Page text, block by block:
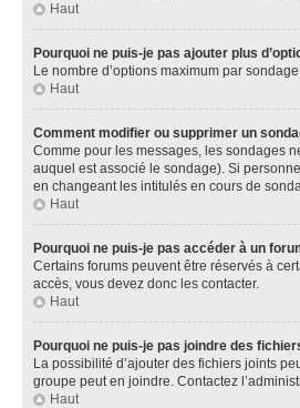
Haut
Pourquoi ne puis-je pas ajouter plus
Le nombre d’options maximum par
Haut
Comment modifier ou supprimer un
Comme pour les messages, les sondages
auquel est associé le sondage). Si
en changeant les intitulés en cours de
Haut
Pourquoi ne puis-je pas accéder à un
Certains forums peuvent être réservés à
accès, vous devez donc les contacter.
Haut
Pourquoi ne puis-je pas joindre des
La possibilité d’ajouter des fichiers joints
groupe peut en joindre. Contactez
Haut